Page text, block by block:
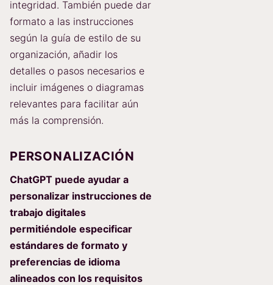
integridad. También puede dar
formato a las instrucciones
según la guía de estilo de su
organización, añadir los
detalles o pasos necesarios e
incluir imágenes o diagramas
relevantes para facilitar aún
más la comprensión.
PERSONALIZACIÓN
ChatGPT puede ayudar a
personalizar instrucciones de
trabajo digitales
permitiéndole especificar
estándares de formato y
preferencias de idioma
alineados con los requisitos